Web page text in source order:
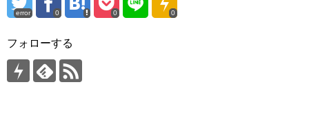
error 0 0 0
フォローする